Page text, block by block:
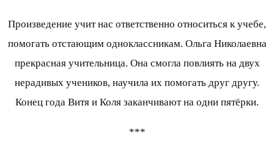
Произведение учит нас ответственно относиться к учебе,
помогать отстающим одноклассникам. Ольга Николаевна
прекрасная учительница. Она смогла повлиять на двух
нерадивых учеников, научила их помогать друг другу.
Конец года Витя и Коля заканчивают на одни пятёрки.
***